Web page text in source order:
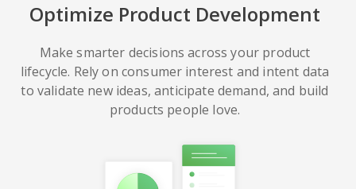
Optimize Product Development
Make smarter decisions across your product
lifecycle. Rely on consumer interest and intent data
to validate new ideas, anticipate demand, and build
products people love.